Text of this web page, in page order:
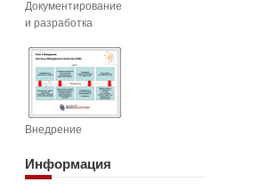
Документирование
и разработка
Внедрение
Информация